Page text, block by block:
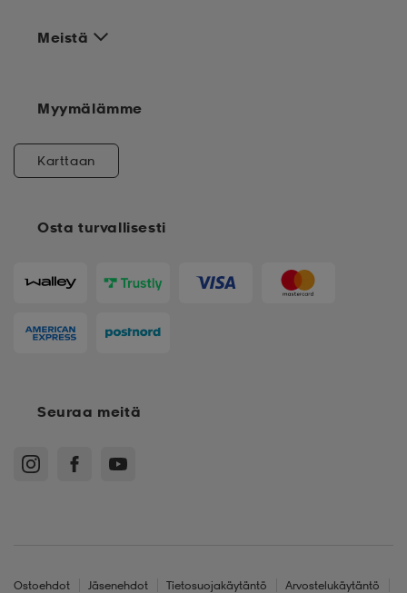
Meistä
Osta turvallisesti
Myymälämme
Karttaan
Seuraa meitä
Ostoehdot Jäsenehdot Tietosuojakäytäntö Arvostelukäytäntö